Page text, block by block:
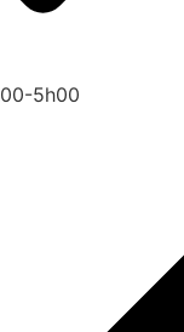
5h00